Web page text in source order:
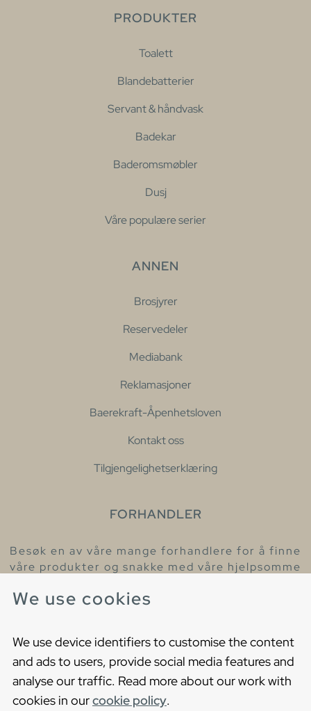
We use cookies
We use device identifiers to customise the content
and ads to users, provide social media features and
analyse our traffic. Read more about our work with
cookies in ourcookie policy.
PRODUKTER
Toalett
Blandebatterier
Servant & håndvask
Badekar
Baderomsmøbler
Dusj
Våre populære serier
ANNEN
Brosjyrer
Reservedeler
Mediabank
Reklamasjoner
Baerekraft-Åpenhetsloven
Kontakt oss
Tilgjengelighetserklæring
FORHANDLER
Besøk en av våre mange forhandlere for å finne
våre produkter og snakke med våre hjelpsomme